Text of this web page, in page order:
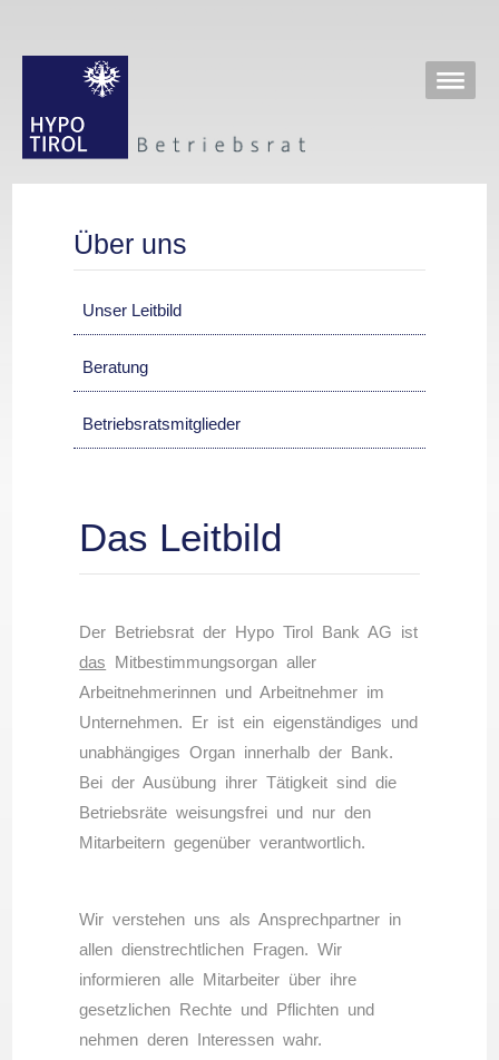
Über uns
Unser Leitbild
Beratung
Betriebsratsmitglieder
Das Leitbild
Der Betriebsrat der Hypo Tirol Bank AG ist
das Mitbestimmungsorgan aller
Arbeitnehmerinnen und Arbeitnehmer im
Unternehmen. Er ist ein eigenständiges und
unabhängiges Organ innerhalb der Bank.
Bei der Ausübung ihrer Tätigkeit sind die
Betriebsräte weisungsfrei und nur den
Mitarbeitern gegenüber verantwortlich.
Wir verstehen uns als Ansprechpartner in
allen dienstrechtlichen Fragen. Wir
informieren alle Mitarbeiter über ihre
gesetzlichen Rechte und Pflichten und
nehmen deren Interessen wahr.